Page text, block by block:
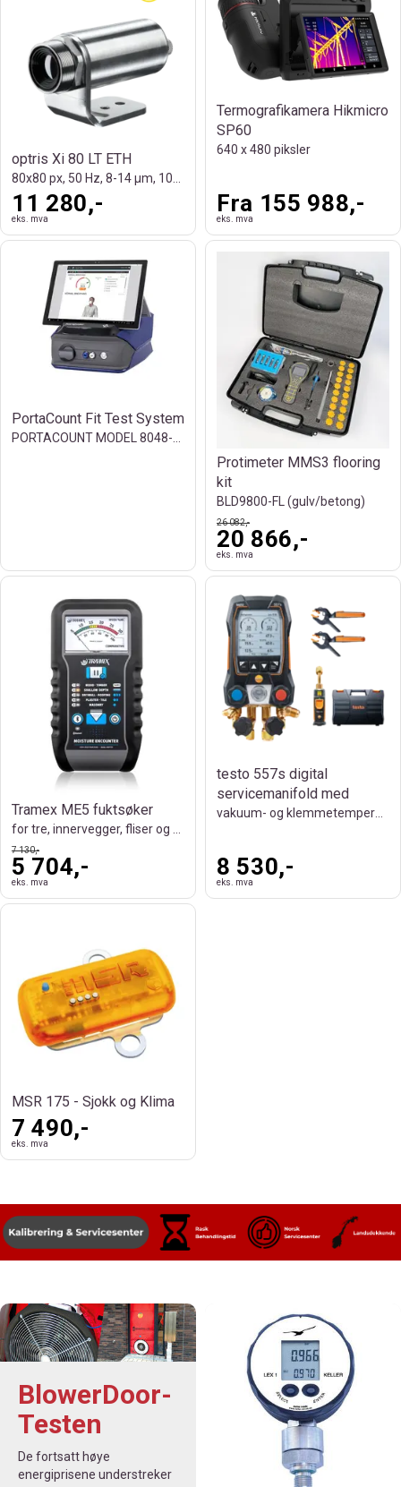
optris Xi 80 LT ETH
80x80 px, 50 Hz, 8-14 µm, 100 mK NETD
11 280,-
eks. mva
Termografikamera Hikmicro
SP60
640 x 480 piksler
Fra 155 988,-
eks. mva
PortaCount Fit Test System
Protimeter MMS3 flooring
kit
BLD9800-FL (gulv/betong)
26 082,-
20 866,-
eks. mva
Tramex ME5 fuktsøker
7 130,-
5 704,-
eks. mva
testo 557s digital
servicemanifold med
8 530,-
eks. mva
MSR 175 - Sjokk og Klima
7 490,-
eks. mva
BlowerDoor-
Testen
De fortsatt høye
energiprisene understreker